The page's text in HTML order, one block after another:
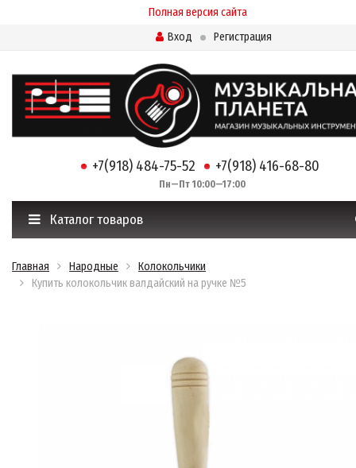
Полная версия сайта
Вход
Регистрация
+7(918) 484-75-52 +7(918) 416-68-80
Пн—Пт 10:00—17:00
Каталог товаров
Главная Народные
Колокольчики
Купить колокольчик валдайский на ручке №5